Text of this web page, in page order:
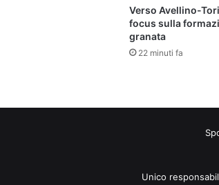
Verso Avellino-
focus sulla
granata
22 minuti fa
Unico